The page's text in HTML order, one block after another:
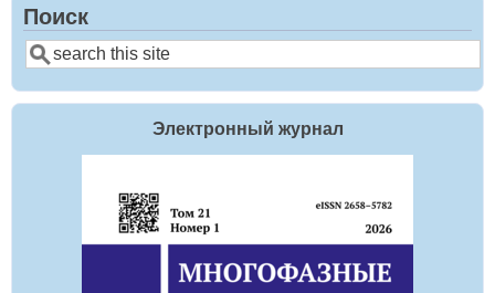
Поиск
Поиск
Электронный журнал